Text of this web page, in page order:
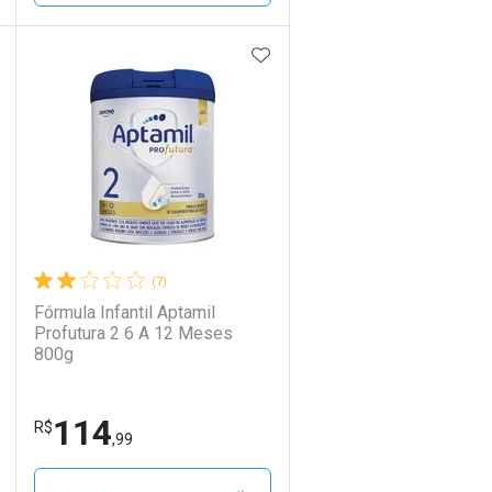
FECHAR
Laboratório
Ativar Desconto
FECHAR
Por Menos
AOS FAVORITOS
(7)
Fórmula Infantil Aptamil
Profutura 2 6 A 12 Meses
800g
R$114,99
ADICIONAR AOS